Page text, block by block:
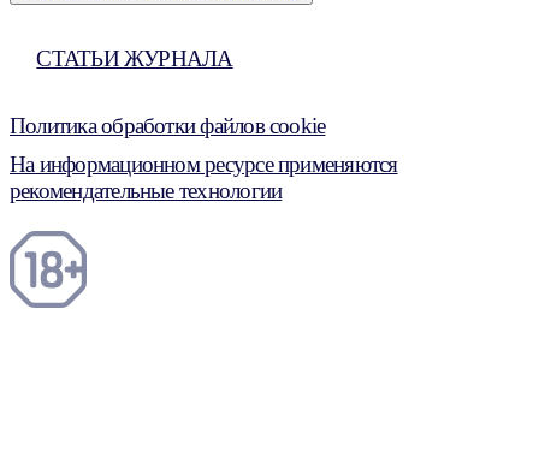
СТАТЬИ ЖУРНАЛА
Политика обработки файлов cookie
На информационном ресурсе применяются
рекомендательные технологии